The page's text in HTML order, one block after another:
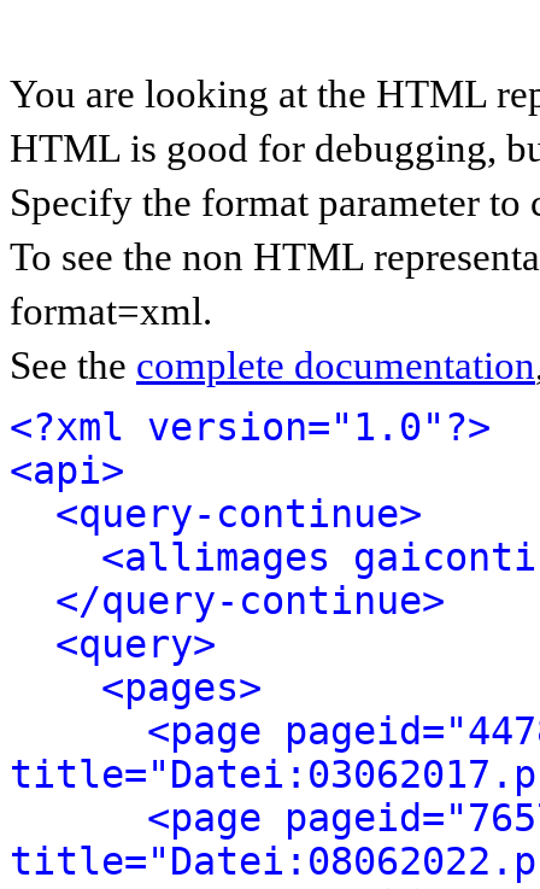
You are looking at the HTML
HTML is good for debugging,
Specify the format parameter to
To see the non HTML
format=xml.
See the complete documentation
<?xml version="1.0"?>
<api>
<query-continue>
<allimages
</query-continue>
<query>
<pages>
<page
<page